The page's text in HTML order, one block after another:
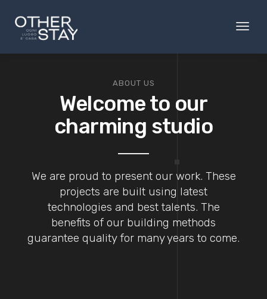
Toggle
ABOUT US
Welcome to our
charming studio
We are proud to present our work. These
projects are built using latest
technologies and best talents. The
benefits of our building methods
guarantee quality for many years to come.